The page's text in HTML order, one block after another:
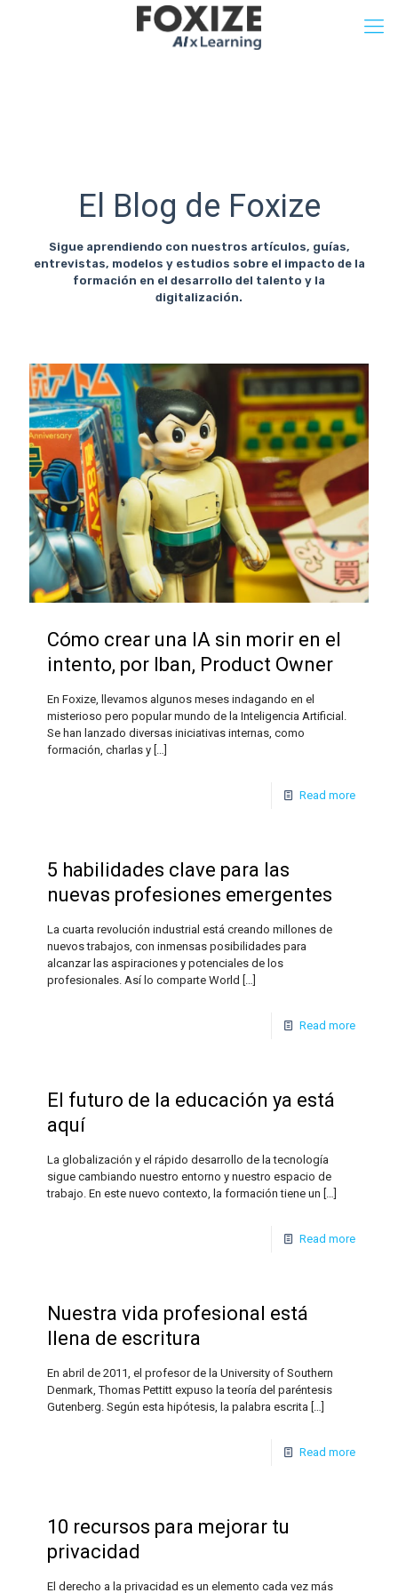
El Blog de Foxize
Sigue aprendiendo con nuestros artículos, guías,
entrevistas, modelos y estudios sobre el impacto de la
formación en el desarrollo del talento y la
digitalización.
Cómo crear una IA sin morir en el
intento, por Iban, Product Owner
En Foxize, llevamos algunos meses indagando en el
misterioso pero popular mundo de la Inteligencia Artificial.
Se han lanzado diversas iniciativas internas, como
formación, charlas y
Read more
5 habilidades clave para las
nuevas profesiones emergentes
La cuarta revolución industrial está creando millones de
nuevos trabajos, con inmensas posibilidades para
alcanzar las aspiraciones y potenciales de los
profesionales. Así lo comparte World
Read more
El futuro de la educación ya está
aquí
La globalización y el rápido desarrollo de la tecnología
sigue cambiando nuestro entorno y nuestro espacio de
trabajo. En este nuevo contexto, la formación tiene un
Read more
Nuestra vida profesional está
llena de escritura
En abril de 2011, el profesor de la University of Southern
Denmark, Thomas Pettitt expuso la teoría del paréntesis
Gutenberg. Según esta hipótesis, la palabra escrita
Read more
10 recursos para mejorar tu
privacidad
El derecho a la privacidad es un elemento cada vez más